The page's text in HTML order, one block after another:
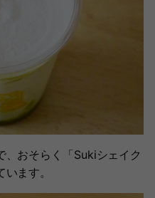
おそらく「Sukiシェイク
ます。